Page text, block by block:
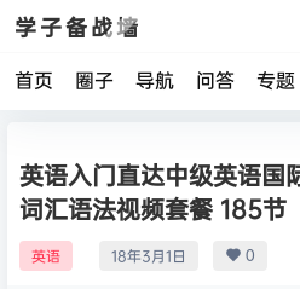
学子备战墙
首页 圈子 导航 问答 专题
英语入门直达中级英语国
词汇语法视频套餐 185节
英语 18年3月1日 0